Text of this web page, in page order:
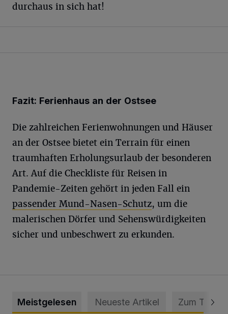
durchaus in sich hat!
Fazit: Ferienhaus an der Ostsee
Die zahlreichen Ferienwohnungen und Häuser
an der Ostsee bietet ein Terrain für einen
traumhaften Erholungsurlaub der besonderen
Art. Auf die Checkliste für Reisen in
Pandemie-Zeiten gehört in jeden Fall ein
passender Mund-Nasen-Schutz, um die
malerischen Dörfer und Sehenswürdigkeiten
sicher und unbeschwert zu erkunden.
Meistgelesen Neueste Artikel Zum Thema